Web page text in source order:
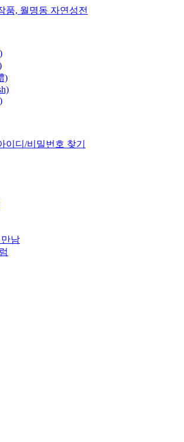
품, 월명동 자연성전
)
이디/비밀번호 찾기
남